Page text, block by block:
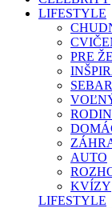
LIFESTYLE
PRE
AUTO
KVÍZY
LIFESTYLE